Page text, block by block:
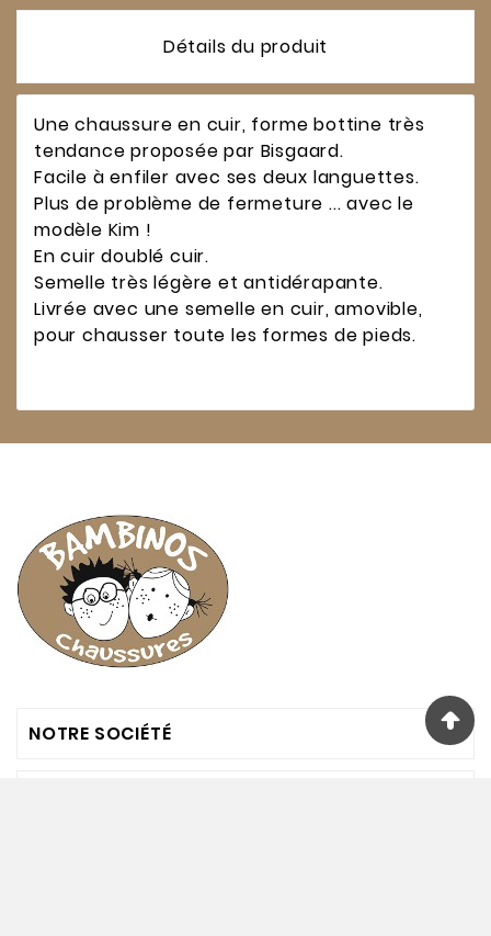
Détails du produit
Une chaussure en cuir, forme bottine très
tendance proposée par Bisgaard.
Facile à enfiler avec ses deux languettes.
Plus de problème de fermeture ... avec le
modèle Kim !
En cuir doublé cuir.
Semelle très légère et antidérapante.
Livrée avec une semelle en cuir, amovible,
pour chausser toute les formes de pieds.
NOTRE SOCIÉTÉ 